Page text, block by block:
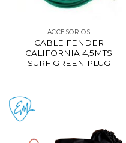
ACCESORIOS
CABLE FENDER
CALIFORNIA 4,5MTS
SURF GREEN PLUG